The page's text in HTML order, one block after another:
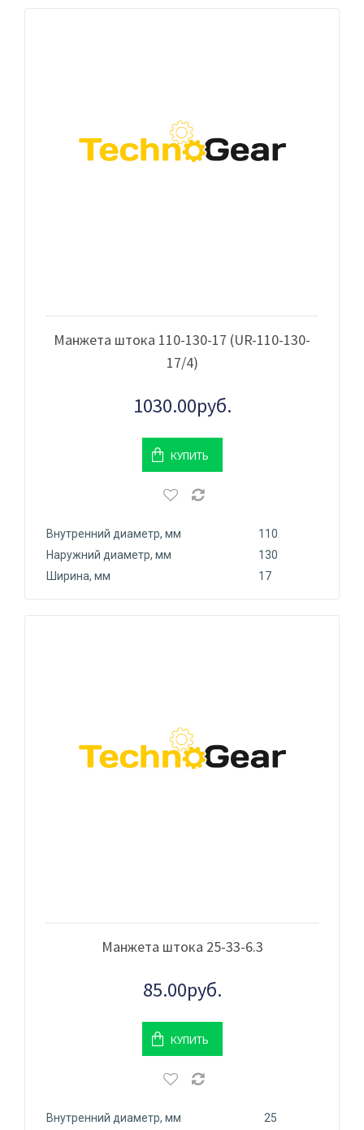
Манжета штока 110-130-17 (UR-110-130-
17/4)
1030.00руб.
КУПИТЬ
Внутренний диаметр, мм
110
Наружний диаметр, мм
130
Ширина, мм
17
Манжета штока 25-33-6.3
85.00руб.
КУПИТЬ
Внутренний диаметр, мм 25